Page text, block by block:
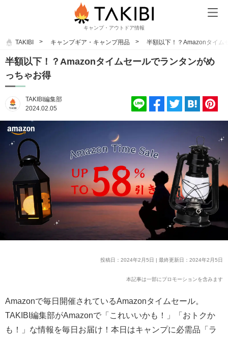
キャンプ・アウトドア情報
TAKIBI キャンプギア・キャンプ用品 半額以下！？Amazonタイム
半額以下！？Amazonタイムセールでランタンがめ
っちゃお得
TAKIBI編集部
2024.02.05
投稿日：2024年2月5日 | 最終更新日：2024年2月5日
本記事は一部にプロモーションを含みます
Amazonで毎日開催されているAmazonタイムセール。
TAKIBI編集部がAmazonで「これいいかも！」「おトクか
も！」な情報を毎日お届け！本日はキャンプに必需品「ラ